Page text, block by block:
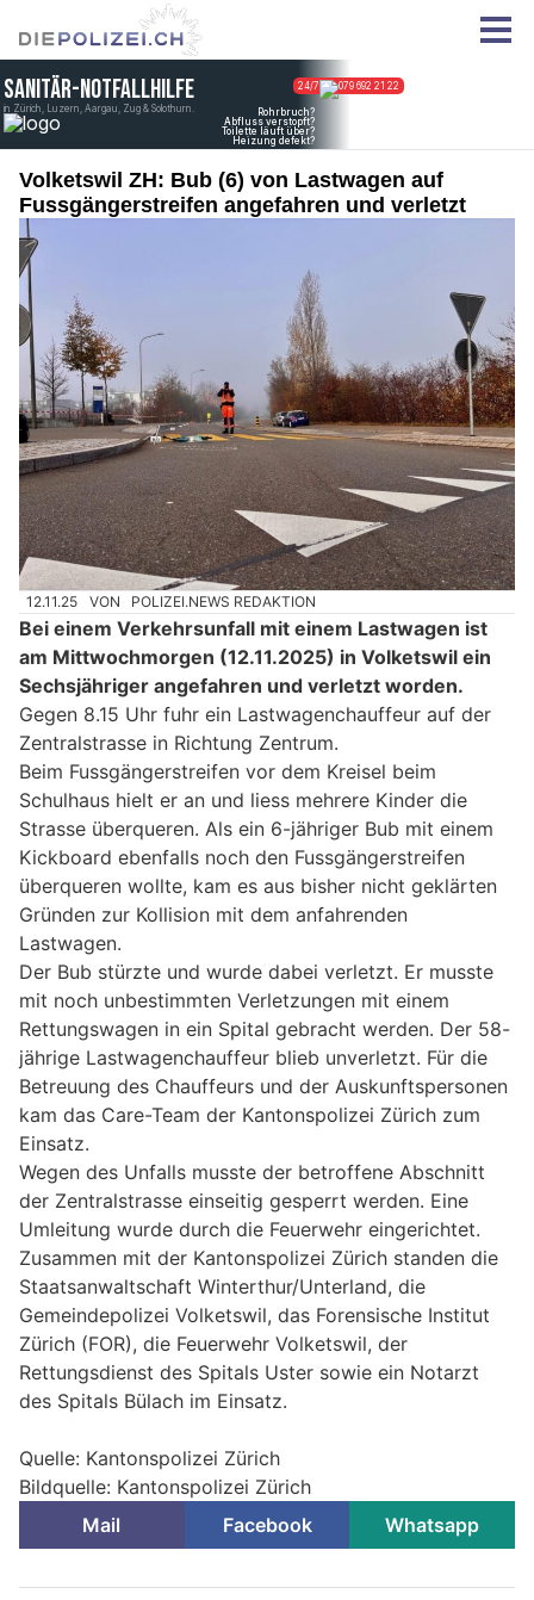
Volketswil ZH: Bub (6) von Lastwagen auf
Fussgängerstreifen angefahren und verletzt
12.11.25 VON POLIZEI.NEWS REDAKTION
Bei einem Verkehrsunfall mit einem Lastwagen ist
am Mittwochmorgen (12.11.2025) in Volketswil ein
Sechsjähriger angefahren und verletzt worden.
Gegen 8.15 Uhr fuhr ein Lastwagenchauffeur auf der
Zentralstrasse in Richtung Zentrum.
Beim Fussgängerstreifen vor dem Kreisel beim
Schulhaus hielt er an und liess mehrere Kinder die
Strasse überqueren. Als ein 6-jähriger Bub mit einem
Kickboard ebenfalls noch den Fussgängerstreifen
überqueren wollte, kam es aus bisher nicht geklärten
Gründen zur Kollision mit dem anfahrenden
Lastwagen.
Der Bub stürzte und wurde dabei verletzt. Er musste
mit noch unbestimmten Verletzungen mit einem
Rettungswagen in ein Spital gebracht werden. Der 58-
jährige Lastwagenchauffeur blieb unverletzt. Für die
Betreuung des Chauffeurs und der Auskunftspersonen
kam das Care-Team der Kantonspolizei Zürich zum
Einsatz.
Wegen des Unfalls musste der betroffene Abschnitt
der Zentralstrasse einseitig gesperrt werden. Eine
Umleitung wurde durch die Feuerwehr eingerichtet.
Zusammen mit der Kantonspolizei Zürich standen die
Staatsanwaltschaft Winterthur/Unterland, die
Gemeindepolizei Volketswil, das Forensische Institut
Zürich (FOR), die Feuerwehr Volketswil, der
Rettungsdienst des Spitals Uster sowie ein Notarzt
des Spitals Bülach im Einsatz.
Quelle: Kantonspolizei Zürich
Bildquelle: Kantonspolizei Zürich
Mail
Facebook Whatsapp